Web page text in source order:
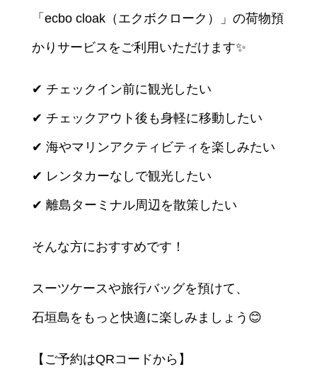
「ecbo cloak（エクボクローク）」の荷物預
かりサービスをご利用いただけます✨
✔ チェックイン前に観光したい
✔ チェックアウト後も身軽に移動したい
✔ 海やマリンアクティビティを楽しみたい
✔ レンタカーなしで観光したい
✔ 離島ターミナル周辺を散策したい
そんな方におすすめです！
スーツケースや旅行バッグを預けて、
石垣島をもっと快適に楽しみましょう😊
【ご予約はQRコードから】